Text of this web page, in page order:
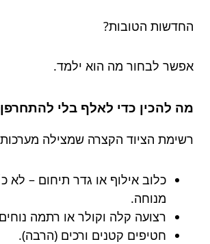
החדשות הטובות?
אפשר לבחור מה הוא ילמד.
מה להכין כדי לאלף בלי
רשימת הציוד הקצרה שמצילה
כלוב אילוף או גדר תיחום –
מנוחה.
רצועה קלה וקולר או רתמה
חטיפים קטנים ורכים (הרבה).